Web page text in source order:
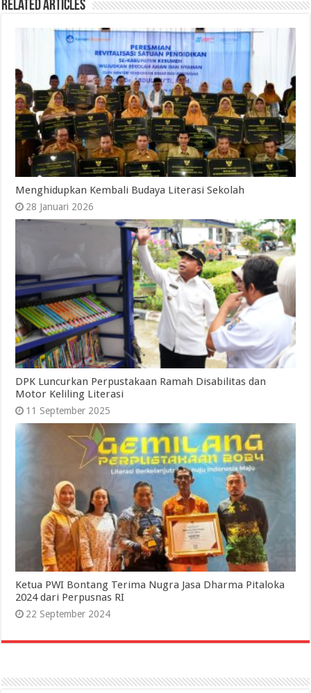
Related Articles
Menghidupkan Kembali Budaya Literasi Sekolah
28 Januari 2026
DPK Luncurkan Perpustakaan Ramah Disabilitas dan
Motor Keliling Literasi
11 September 2025
Ketua PWI Bontang Terima Nugra Jasa Dharma Pitaloka
2024 dari Perpusnas RI
22 September 2024